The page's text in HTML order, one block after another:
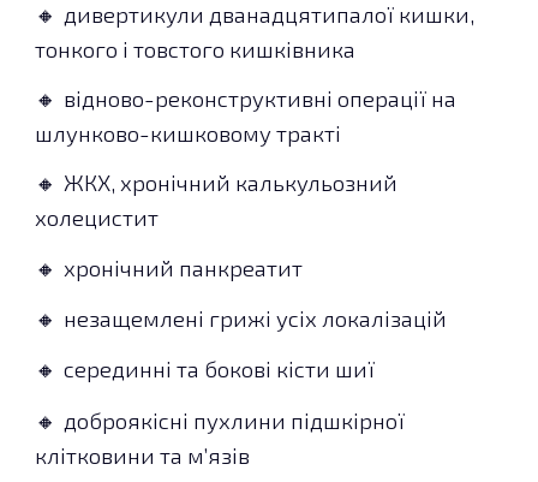
🔸дивертикули дванадцятипалої кишки,
тонкого і товстого кишківника
🔸 відново-реконструктивні операції на
шлунково-кишковому тракті
🔸ЖКХ, хронічний калькульозний
холецистит
🔸хронічний панкреатит
🔸 незащемлені грижі усіх локалізацій
🔸серединні та бокові кісти шиї
🔸доброякісні пухлини підшкірної
клітковини та м’язів